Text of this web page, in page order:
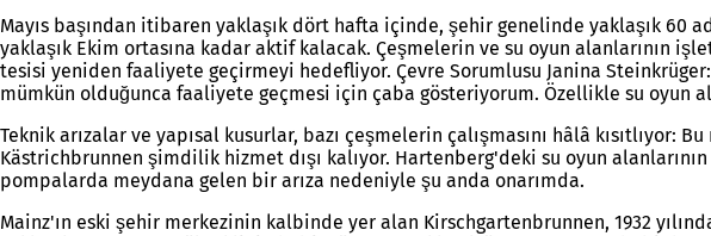
Mayıs başından itibaren yaklaşık dört hafta içinde, şehir genelinde yaklaşık 60
yaklaşık Ekim ortasına kadar aktif kalacak. Çeşmelerin ve su oyun alanlarının
tesisi yeniden faaliyete geçirmeyi hedefliyor. Çevre Sorumlusu Janina
mümkün olduğunca faaliyete geçmesi için çaba gösteriyorum. Özellikle su
Teknik arızalar ve yapısal kusurlar, bazı çeşmelerin çalışmasını hâlâ
Kästrichbrunnen şimdilik hizmet dışı kalıyor. Hartenberg'deki su oyun
pompalarda meydana gelen bir arıza nedeniyle şu anda onarımda.
Mainz'ın eski şehir merkezinin kalbinde yer alan Kirschgartenbrunnen, 1932